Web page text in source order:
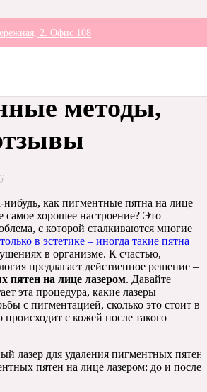
2. Офис 108
пигментных
методы,
нибудь, как пигментные пятна на лице
самое хорошее настроение? Это
с которой сталкиваются многие
только в эстетике – иногда такие пятна
в организме. К счастью,
предлагает действенное решение –
пятен на лице лазером. Давайте
эта процедура, какие лазеры
с пигментацией, сколько это стоит в
происходит с кожей после такого
пятен на лице лазером: до и после